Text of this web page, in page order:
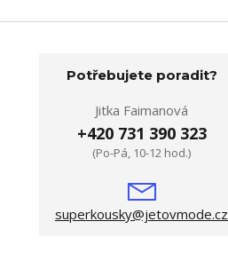
Potřebujete poradit?
Jitka Faimanová
+420 731 390 323
(Po-Pá, 10-12 hod.)
superkousky@jetovmode.cz